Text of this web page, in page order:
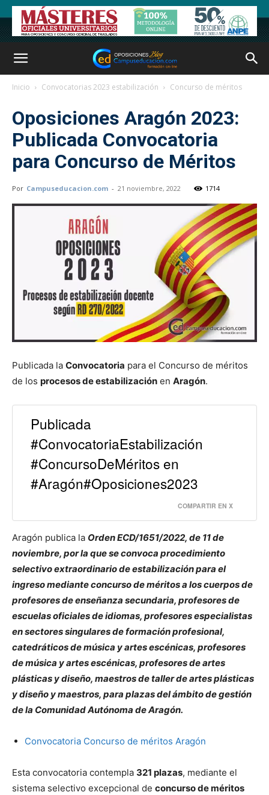
Inicio Convocatorias 2023 estabilización Concurso de méritos
Oposiciones Aragón 2023:
Publicada Convocatoria
para Concurso de Méritos
Por Campuseducacion.com - 21 noviembre, 2022 1714
Publicada la Convocatoria para el Concurso de méritos
de los procesos de estabilización en Aragón.
Publicada
#ConvocatoriaEstabilización
#ConcursoDeMéritos en
#Aragón#Oposiciones2023
COMPARTIR EN X
Aragón publica la Orden ECD/1651/2022, de 11 de
noviembre, por la que se convoca procedimiento
selectivo extraordinario de estabilización para el
ingreso mediante concurso de méritos a los cuerpos de
profesores de enseñanza secundaria, profesores de
escuelas oficiales de idiomas, profesores especialistas
en sectores singulares de formación profesional,
catedráticos de música y artes escénicas, profesores
de música y artes escénicas, profesores de artes
plásticas y diseño, maestros de taller de artes plásticas
y diseño y maestros, para plazas del ámbito de gestión
de la Comunidad Autónoma de Aragón.
Convocatoria Concurso de méritos Aragón
Esta convocatoria contempla 321 plazas, mediante el
sistema selectivo excepcional de concurso de méritos